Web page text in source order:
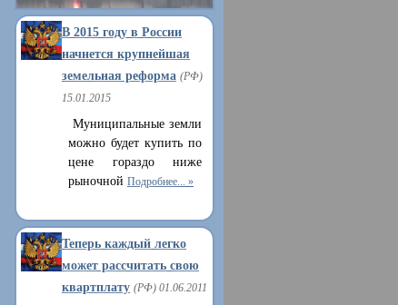
В 2015 году в России
начнется крупнейшая
земельная реформа (РФ)
15.01.2015
Муниципальные земли
можно будет купить по
цене гораздо ниже
рыночной Подробнее...
Теперь каждый легко
может рассчитать свою
квартплату (РФ) 01.06.2011